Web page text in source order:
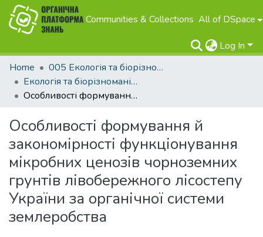
Communities & Collections All of DSpace
Log In
Home
005 Екологія та біорізноманіття
Екологія та біорізноманіття
Особливості формування й закономірності функціонування мікробних ценозів чорноземних грунтів лівобережного лісостепу України за органічної системи землеробства
Особливості формування й
закономірності функціонування
мікробних ценозів чорноземних
грунтів лівобережного лісостепу
України за органічної системи
землеробства